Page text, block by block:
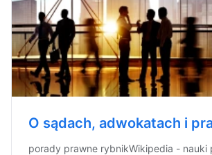
O sądach, adwokatach i
porady prawne rybnikWikipedia - nauki